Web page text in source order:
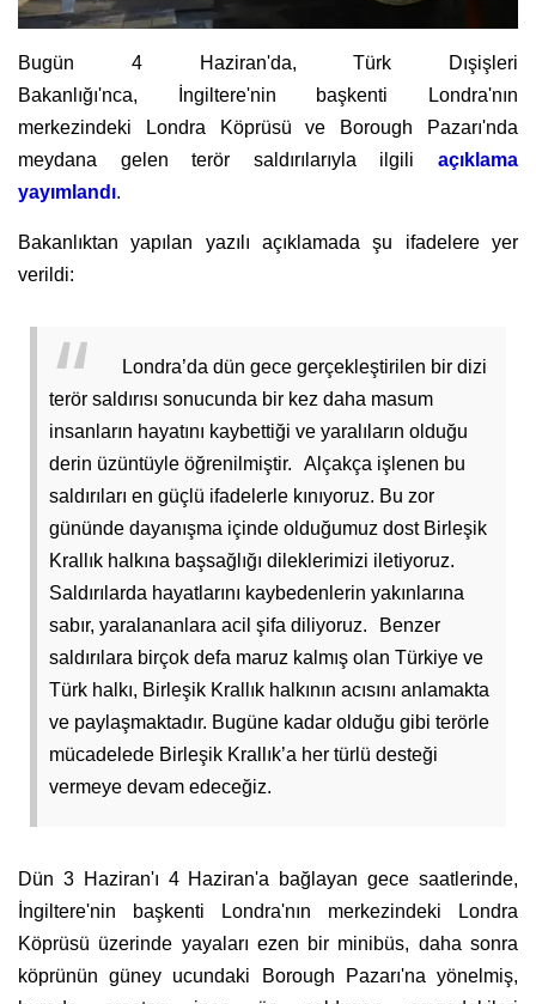
Bugün 4 Haziran'da, Türk Dışişleri
Bakanlığı'nca, İngiltere'nin başkenti
Londra'nın
merkezindeki Londra Köprüsü ve Borough Pazarı'nda
meydana gelen terör saldırılarıyla ilgili açıklama
yayımlandı.
Bakanlıktan yapılan yazılı açıklamada şu ifadelere yer
verildi:
Londra’da dün gece gerçekleştirilen bir dizi
terör saldırısı sonucunda bir kez daha masum
insanların hayatını kaybettiği ve yaralıların olduğu
derin üzüntüyle öğrenilmiştir.
Alçakça işlenen bu
saldırıları en güçlü ifadelerle kınıyoruz. Bu zor
gününde dayanışma içinde olduğumuz dost Birleşik
Krallık halkına başsağlığı dileklerimizi iletiyoruz.
Saldırılarda hayatlarını kaybedenlerin yakınlarına
sabır, yaralananlara acil şifa diliyoruz.
Benzer
saldırılara birçok defa maruz kalmış olan Türkiye ve
Türk halkı, Birleşik Krallık halkının acısını anlamakta
ve paylaşmaktadır. Bugüne kadar olduğu gibi terörle
mücadelede Birleşik Krallık’a her türlü desteği
vermeye devam edeceğiz.
Dün 3 Haziran'ı 4 Haziran'a bağlayan gece saatlerinde,
İngiltere'nin başkenti Londra'nın merkezindeki Londra
Köprüsü üzerinde yayaları ezen bir minibüs, daha sonra
köprünün güney ucundaki Borough Pazarı'na yönelmiş,